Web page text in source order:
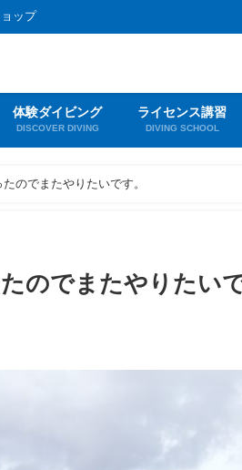
ップ
体験ダイビング
DISCOVER DIVING
ライセンス講習
DIVING SCHOOL
のでまたやりたいです。
のでまたやりたいで